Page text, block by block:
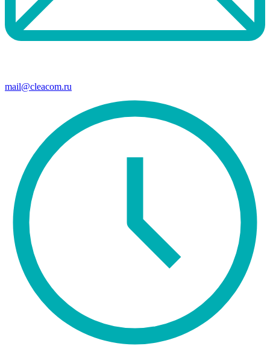
mail@cleacom.ru